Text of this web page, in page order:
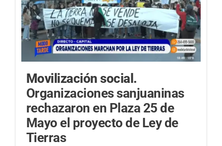
Movilización social.
Organizaciones sanjuaninas
rechazaron en Plaza 25 de
Mayo el proyecto de Ley de
Tierras